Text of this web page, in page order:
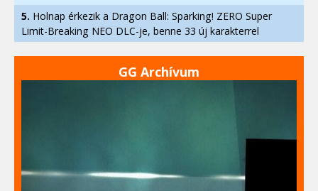
5. Holnap érkezik a Dragon Ball: Sparking! ZERO Super
Limit-Breaking NEO DLC-je, benne 33 új karakterrel
GG Archívum